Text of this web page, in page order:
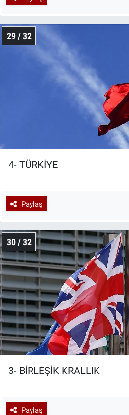
29 / 32
4- TÜRKİYE
Paylaş
30 / 32
3- BİRLEŞİK KRALLIK
Paylaş